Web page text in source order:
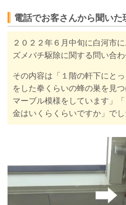
電話でお客さんから聞いた
２０２２年６月中旬に白河市
ズメバチ駆除に関する問い合わ
その内容は「１階の軒下にと
をした拳くらいの蜂の巣を見
マーブル模様をしています」
金はいくらくらいですか」でし